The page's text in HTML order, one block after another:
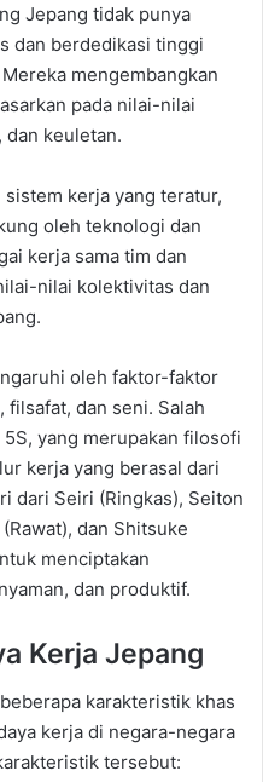
Jepang tidak punya
dan berdedikasi tinggi
mengembangkan
pada nilai-nilai
dan keuletan.
kerja yang teratur,
oleh teknologi dan
kerja sama tim dan
nilai kolektivitas dan
oleh faktor-faktor
filsafat, dan seni. Salah
yang merupakan filosofi
kerja yang berasal dari
dari Seiri (Ringkas), Seiton
dan Shitsuke
menciptakan
dan produktif.
Kerja Jepang
karakteristik khas
kerja di negara-negara
tersebut: